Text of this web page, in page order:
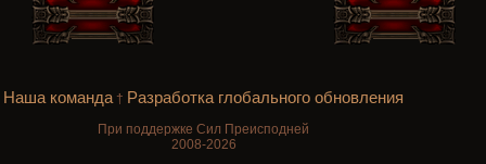
Наша команда† Разработка глобального обновления
При поддержке Сил Преисподней
2008-2026